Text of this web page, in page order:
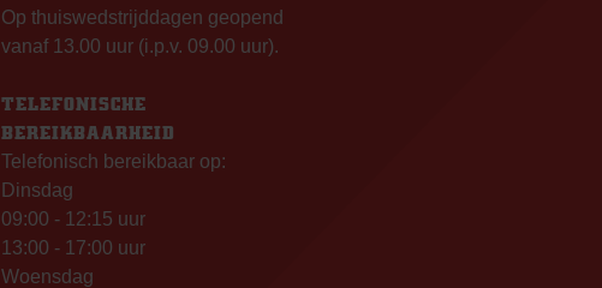
Op thuiswedstrijddagen geopend
vanaf 13.00 uur (i.p.v. 09.00 uur).
TELEFONISCHE
BEREIKBAARHEID
Telefonisch bereikbaar op:
Dinsdag
09:00 - 12:15 uur
13:00 - 17:00 uur
Woensdag